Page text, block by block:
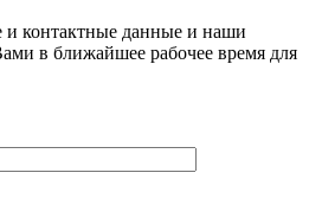
и контактные данные и наши
в ближайшее рабочее время для